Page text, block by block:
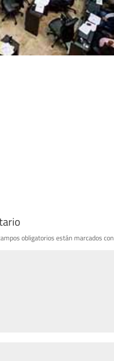
obligatorios están marcados con